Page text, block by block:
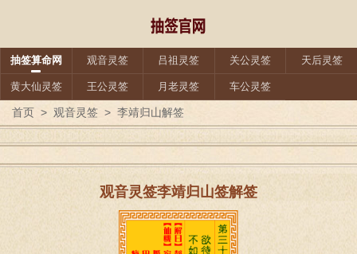
抽签算命网 观音灵签 吕祖灵签 关公灵签 天后灵签
黄大仙灵签 王公灵签 月老灵签 车公灵签
首页 > 观音灵签 > 李靖归山解签
观音灵签李靖归山签解签